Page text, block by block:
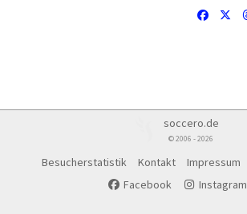
soccero.de
© 2006 - 2026
Besucherstatistik Kontakt Impressum
Facebook
Instagram